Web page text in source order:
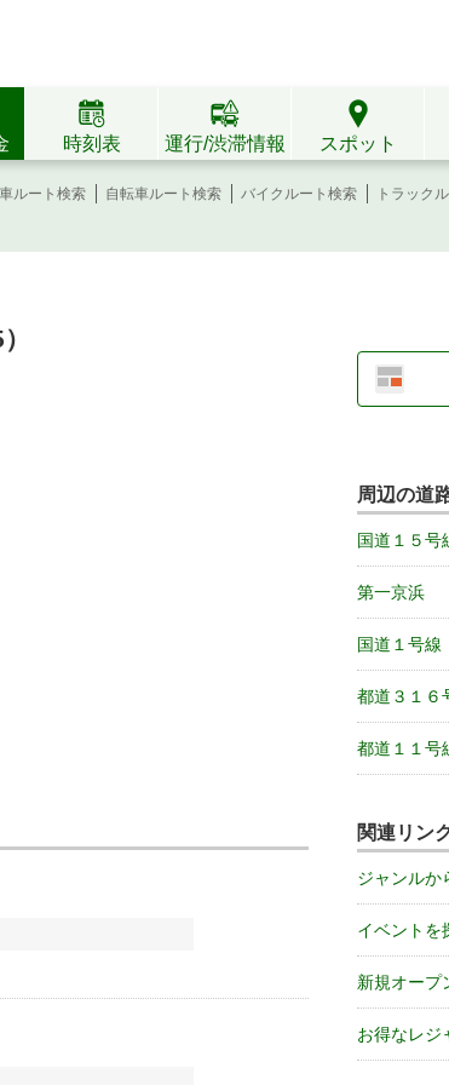
時刻表 運行/渋滞情報 スポット
ルート検索 自転車ルート検索 バイクルート検索 トラック
周辺の道
国道１５号
第一京浜
国道１号線
都道３１６
都道１１号
関連リン
ジャンルか
イベントを
新規オープ
お得なレジ